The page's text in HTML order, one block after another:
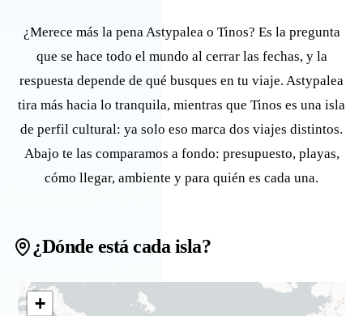
¿Merece más la pena Astypalea o Tinos? Es la pregunta
que se hace todo el mundo al cerrar las fechas, y la
respuesta depende de qué busques en tu viaje. Astypalea
tira más hacia lo tranquila, mientras que Tinos es una isla
de perfil cultural: ya solo eso marca dos viajes distintos.
Abajo te las comparamos a fondo: presupuesto, playas,
cómo llegar, ambiente y para quién es cada una.
¿Dónde está cada isla?
+